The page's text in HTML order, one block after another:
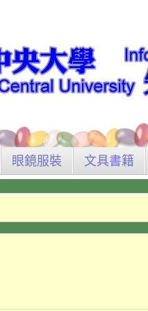
眼鏡服裝 文具書籍